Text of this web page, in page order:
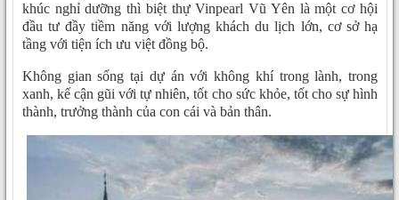
khúc nghỉ dưỡng thì biệt thự Vinpearl Vũ Yên là một cơ hội
đầu tư đầy tiềm năng với lượng khách du lịch lớn, cơ sở hạ
tầng với tiện ích ưu việt đồng bộ.
Không gian sống tại dự án với không khí trong lành, trong
xanh, kế cận gũi với tự nhiên, tốt cho sức khỏe, tốt cho sự hình
thành, trưởng thành của con cái và bản thân.